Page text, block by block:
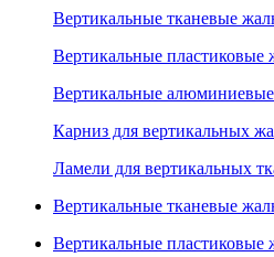
Вертикальные тканевые
Вертикальные пластиковые
Вертикальные
Карниз для вертикальных
Ламели для вертикальных
Вертикальные тканевые
Вертикальные пластиковые